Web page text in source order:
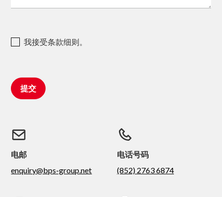
我接受条款细则。
电邮
enquiry@bps-group.net
电话号码
(852) 2763 6874